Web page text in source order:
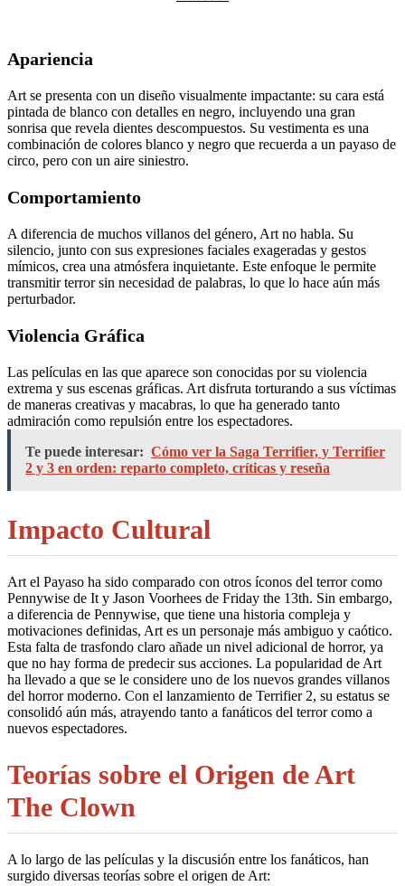
Apariencia
Art se presenta con un diseño visualmente impactante: su cara está
pintada de blanco con detalles en negro, incluyendo una gran
sonrisa que revela dientes descompuestos. Su vestimenta es una
combinación de colores blanco y negro que recuerda a un payaso de
circo, pero con un aire siniestro.
Comportamiento
A diferencia de muchos villanos del género, Art no habla. Su
silencio, junto con sus expresiones faciales exageradas y gestos
mímicos, crea una atmósfera inquietante. Este enfoque le permite
transmitir terror sin necesidad de palabras, lo que lo hace aún más
perturbador.
Violencia Gráfica
Las películas en las que aparece son conocidas por su violencia
extrema y sus escenas gráficas. Art disfruta torturando a sus víctimas
de maneras creativas y macabras, lo que ha generado tanto
admiración como repulsión entre los espectadores.
Te puede interesar: Cómo ver la Saga Terrifier, y Terrifier
2 y 3 en orden: reparto completo, críticas y reseña
Impacto Cultural
Art el Payaso ha sido comparado con otros íconos del terror como
Pennywise de It y Jason Voorhees de Friday the 13th. Sin embargo,
a diferencia de Pennywise, que tiene una historia compleja y
motivaciones definidas, Art es un personaje más ambiguo y caótico.
Esta falta de trasfondo claro añade un nivel adicional de horror, ya
que no hay forma de predecir sus acciones. La popularidad de Art
ha llevado a que se le considere uno de los nuevos grandes villanos
del horror moderno. Con el lanzamiento de Terrifier 2, su estatus se
consolidó aún más, atrayendo tanto a fanáticos del terror como a
nuevos espectadores.
Teorías sobre el Origen de Art
The Clown
A lo largo de las películas y la discusión entre los fanáticos, han
surgido diversas teorías sobre el origen de Art: